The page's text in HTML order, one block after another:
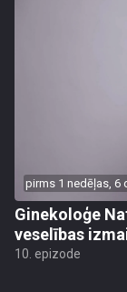
pirms 1 nedēļas, 6
Ginekoloģe
veselības
10. epizode